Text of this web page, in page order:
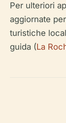
Per ulteriori
aggiornate
turistiche
guida (La